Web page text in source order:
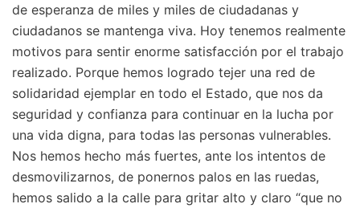
de esperanza de miles y miles de ciudadanas y
ciudadanos se mantenga viva. Hoy tenemos realmente
motivos para sentir enorme satisfacción por el trabajo
realizado. Porque hemos logrado tejer una red de
solidaridad ejemplar en todo el Estado, que nos da
seguridad y confianza para continuar en la lucha por
una vida digna, para todas las personas vulnerables.
Nos hemos hecho más fuertes, ante los intentos de
desmovilizarnos, de ponernos palos en las ruedas,
hemos salido a la calle para gritar alto y claro “que no